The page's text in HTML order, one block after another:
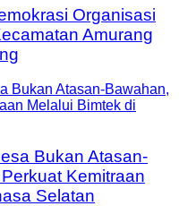
Organisasi
Amurang
Bukan Atasan-
Kemitraan
Selatan